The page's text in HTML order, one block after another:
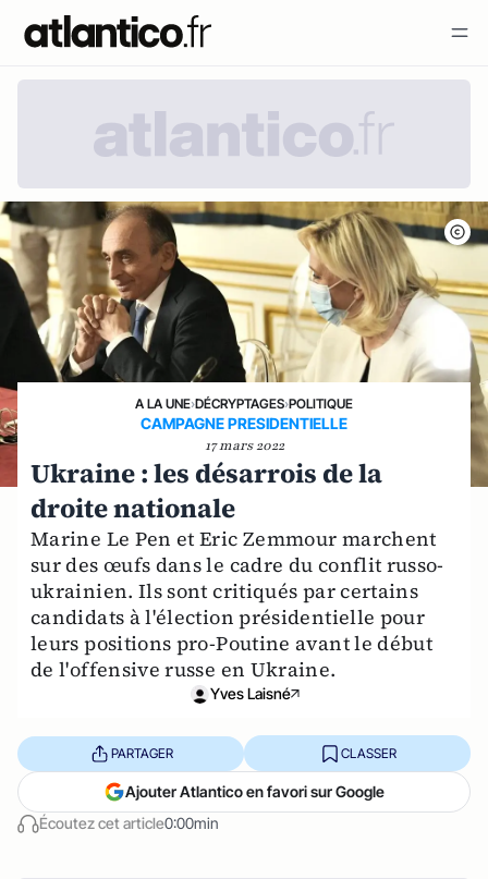
A LA UNE›DÉCRYPTAGES›POLITIQUE
CAMPAGNE PRESIDENTIELLE
17 mars 2022
Ukraine : les désarrois de la
droite nationale
Marine Le Pen et Eric Zemmour marchent
sur des œufs dans le cadre du conflit russo-
ukrainien. Ils sont critiqués par certains
candidats à l'élection présidentielle pour
leurs positions pro-Poutine avant le début
de l'offensive russe en Ukraine.
Yves Laisné
Écoutez cet article0:00min
PARTAGER CLASSER
Ajouter Atlantico en favori sur Google